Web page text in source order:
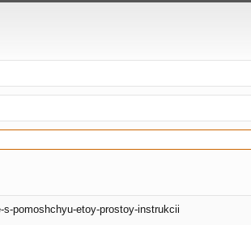
pomoshchyu-etoy-prostoy-instrukcii